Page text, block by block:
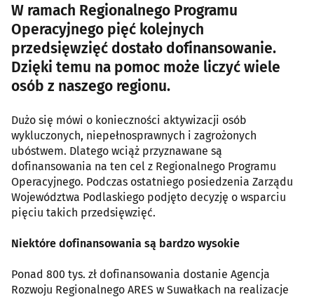
W ramach Regionalnego Programu
Operacyjnego pięć kolejnych
przedsięwzięć dostało dofinansowanie.
Dzięki temu na pomoc może liczyć wiele
osób z naszego regionu.
Dużo się mówi o konieczności aktywizacji osób
wykluczonych, niepełnosprawnych i zagrożonych
ubóstwem. Dlatego wciąż przyznawane są
dofinansowania na ten cel z Regionalnego Programu
Operacyjnego. Podczas ostatniego posiedzenia Zarządu
Województwa Podlaskiego podjęto decyzję o wsparciu
pięciu takich przedsięwzięć.
Niektóre dofinansowania są bardzo wysokie
Ponad 800 tys. zł dofinansowania dostanie Agencja
Rozwoju Regionalnego ARES w Suwałkach na realizacje